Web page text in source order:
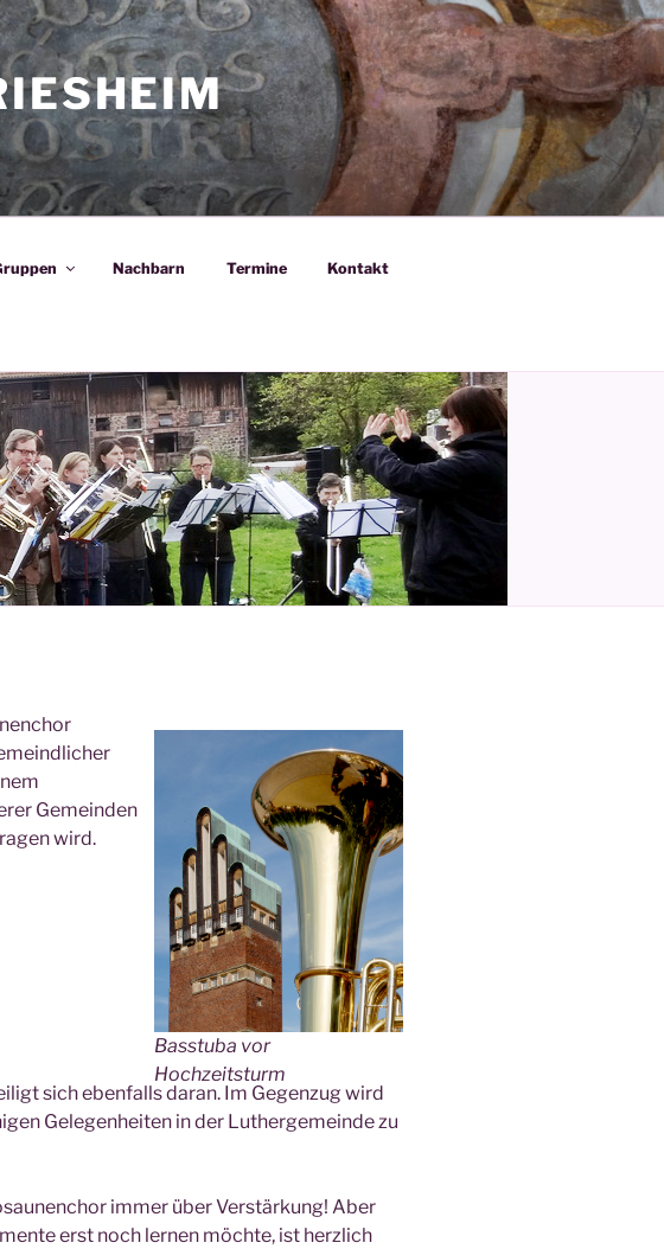
Nachbarn Termine Kontakt
Gemeinden
wird.
Basstuba vor
Hochzeitsturm
sich ebenfalls daran. Im Gegenzug wird
Gelegenheiten in der Luthergemeinde zu
immer über Verstärkung! Aber
erst noch lernen möchte, ist herzlich